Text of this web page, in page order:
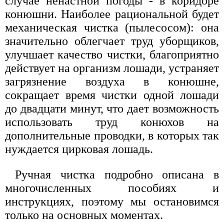
конюшни. Наиболее рациональной будет
механическая чистка (пылесосом): она
значительно облегчает труд уборщиков,
улучшает качество чистки, благоприятно
действует на организм лошади, устраняет
загрязнение воздуха в конюшне,
сокращает время чистки одной лошади
до двадцати минут, что дает возможность
использовать труд конюхов на
дополнительные проводки, в которых так
нуждается цирковая лошадь.
Ручная чистка подробно описана в
многочисленных пособиях и
инструкциях, поэтому мы остановимся
только на основных моментах.